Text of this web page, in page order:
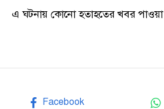
এ ঘটনায় কোনো হতাহতের খবর পাওয়া
Facebook